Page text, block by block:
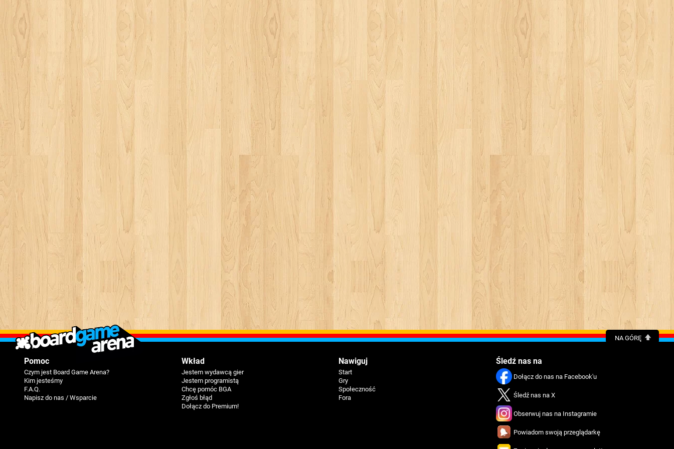
NA GÓRĘ
Pomoc
Czym jest Board Game Arena?
Kim jesteśmy
F.A.Q.
Napisz do nas / Wsparcie
Wkład
Jestem wydawcą gier
Jestem programistą
Chcę pomóc BGA
Zgłoś błąd
Dołącz do Premium!
Nawiguj
Start
Gry
Społeczność
Fora
Śledź nas na
Dołącz do nas na Facebook'u
Śledź nas na X
Obserwuj nas na Instagramie
Powiadom swoją przeglądarkę